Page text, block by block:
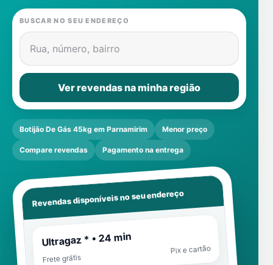
Gás
Contatos
BUSCAR NO SEU ENDEREÇO
Rua, número, bairro
Ver revendas na minha região
Botijão De Gás 45kg em Parnamirim Menor preço
Compare revendas Pagamento na entrega
Revendas disponíveis no seu endereço
Ultragaz * • 24 min
Frete grátis
Pix e cartão